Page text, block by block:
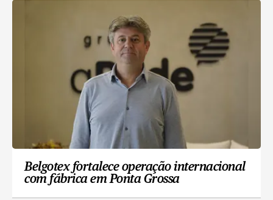
Belgotex fortalece operação internacional
com fábrica em Ponta Grossa